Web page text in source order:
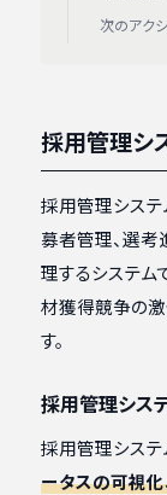
採用管理シ
採用管理システ
募者管理、選
理するシステム
材獲得競争の激
す。
採用管理シス
採用管理システ
ータスの可視化
次のアク